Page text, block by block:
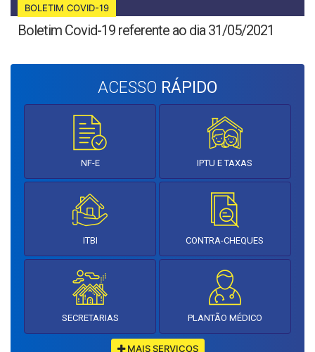
BOLETIM COVID-19
Boletim Covid-19 referente ao dia 31/05/2021
ACESSO RÁPIDO
NF-E IPTU E TAXAS
ITBI CONTRA-CHEQUES
SECRETARIAS PLANTÃO MÉDICO
MAIS SERVIÇOS